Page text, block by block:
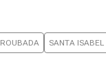
ROUBADA SANTA ISABEL